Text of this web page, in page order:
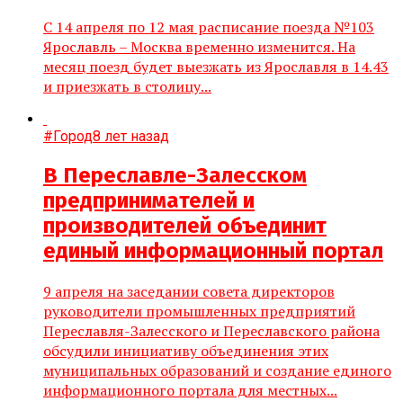
С 14 апреля по 12 мая расписание поезда №103
Ярославль – Москва временно изменится. На
месяц поезд будет выезжать из Ярославля в 14.43
и приезжать в столицу...
#Город8 лет назад
В Переславле-Залесском
предпринимателей и
производителей объединит
единый информационный портал
​9 апреля на заседании совета директоров
руководители промышленных предприятий
Переславля-Залесского и Переславского района
обсудили инициативу объединения этих
муниципальных образований и создание единого
информационного портала для местных...